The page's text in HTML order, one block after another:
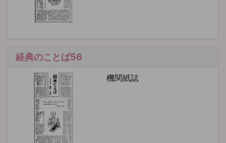
経典のことば56
機関紙誌